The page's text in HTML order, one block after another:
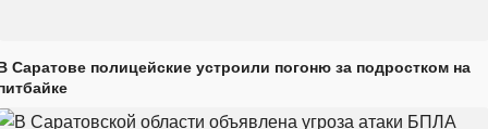
Саратове полицейские устроили погоню за подростком на